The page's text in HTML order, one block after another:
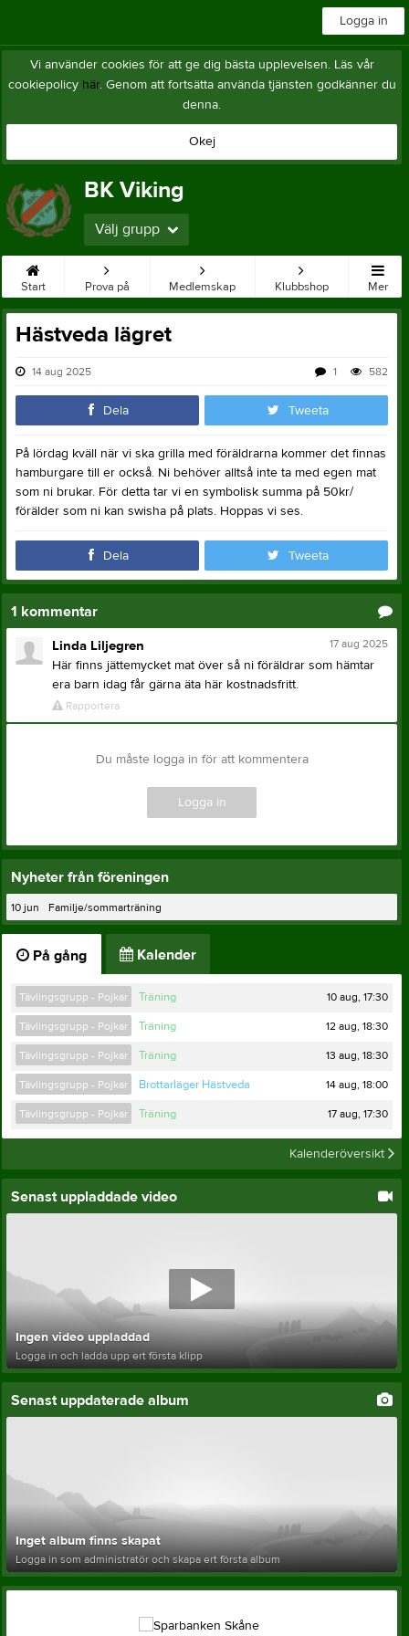
Logga in
Vi använder cookies för att ge dig bästa upplevelsen. Läs vår
cookiepolicy här. Genom att fortsätta använda tjänsten godkänner du
denna.
Okej
BK Viking
Välj grupp
Start Prova på Medlemskap Klubbshop Mer
Hästveda lägret
14 aug 2025 582
1
Dela Tweeta
På lördag kväll när vi ska grilla med föräldrarna kommer det finnas
hamburgare till er också. Ni behöver alltså inte ta med egen mat
som ni brukar. För detta tar vi en symbolisk summa på 50kr/
förälder som ni kan swisha på plats. Hoppas vi ses.
Dela Tweeta
1 kommentar
17 aug 2025
Linda Liljegren
Här finns jättemycket mat över så ni föräldrar som hämtar
era barn idag får gärna äta här kostnadsfritt.
Rapportera
Du måste logga in för att kommentera
Logga in
Nyheter från föreningen
10 jun Familje/sommarträning
På gång Kalender
Tävlingsgrupp - Pojkar Träning 10 aug, 17:30
Tävlingsgrupp - Pojkar Träning 12 aug, 18:30
Tävlingsgrupp - Pojkar Träning 13 aug, 18:30
Tävlingsgrupp - Pojkar Brottarläger Hästveda 14 aug, 18:00
Tävlingsgrupp - Pojkar Träning 17 aug, 17:30
Kalenderöversikt
Senast uppladdade video
Ingen video uppladdad
Logga in och ladda upp ert första klipp
Senast uppdaterade album
Inget album finns skapat
Logga in som administratör och skapa ert första album